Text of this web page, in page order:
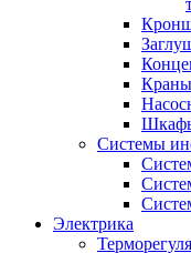
Краны
Системы
Электрика